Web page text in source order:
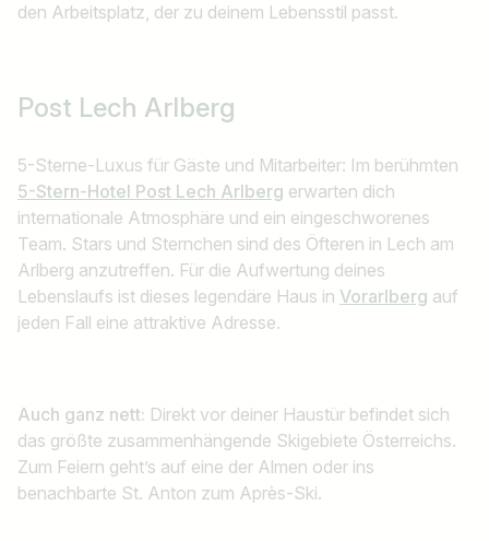
den Arbeitsplatz, der zu deinem Lebensstil passt.
Post Lech Arlberg
5-Sterne-Luxus für Gäste und Mitarbeiter: Im berühmten
5-Stern-Hotel Post Lech Arlberg erwarten dich
internationale Atmosphäre und ein eingeschworenes
Team. Stars und Sternchen sind des Öfteren in Lech am
Arlberg anzutreffen. Für die Aufwertung deines
Lebenslaufs ist dieses legendäre Haus in Vorarlberg auf
jeden Fall eine attraktive Adresse.
Auch ganz nett: Direkt vor deiner Haustür befindet sich
das größte zusammenhängende Skigebiete Österreichs.
Zum Feiern geht’s auf eine der Almen oder ins
benachbarte St. Anton zum Après-Ski.